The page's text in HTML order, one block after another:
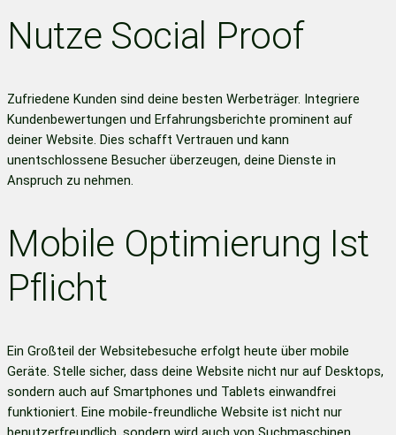
Nutze Social Proof
Zufriedene Kunden sind deine besten Werbeträger. Integriere
Kundenbewertungen und Erfahrungsberichte prominent auf
deiner Website. Dies schafft Vertrauen und kann
unentschlossene Besucher überzeugen, deine Dienste in
Anspruch zu nehmen.
Mobile Optimierung Ist
Pflicht
Ein Großteil der Websitebesuche erfolgt heute über mobile
Geräte. Stelle sicher, dass deine Website nicht nur auf Desktops,
sondern auch auf Smartphones und Tablets einwandfrei
funktioniert. Eine mobile-freundliche Website ist nicht nur